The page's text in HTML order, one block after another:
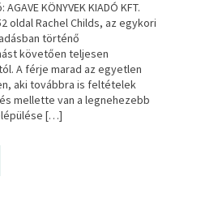
AGAVE KÖNYVEK KIADÓ KFT.
oldal Rachel Childs, az egykori
történő
követően teljesen
A férje marad az egyetlen
aki továbbra is feltételek
mellette van a legnehezebb
[…]